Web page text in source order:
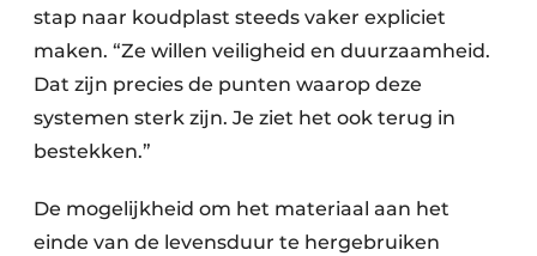
stap naar koudplast steeds vaker expliciet
maken. “Ze willen veiligheid en duurzaamheid.
Dat zijn precies de punten waarop deze
systemen sterk zijn. Je ziet het ook terug in
bestekken.”
De mogelijkheid om het materiaal aan het
einde van de levensduur te hergebruiken